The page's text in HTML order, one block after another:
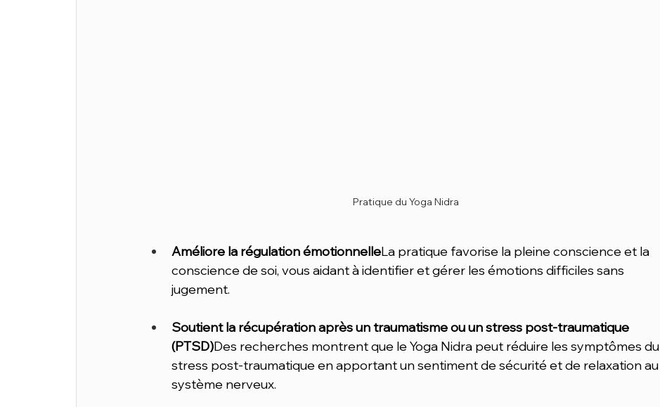
Pratique du Yoga Nidra
Améliore la régulation émotionnelleLa pratique favorise la pleine conscience et la
conscience de soi, vous aidant à identifier et gérer les émotions difficiles sans
jugement.
Soutient la récupération après un traumatisme ou un stress post-traumatique
(PTSD)Des recherches montrent que le Yoga Nidra peut réduire les symptômes du
stress post-traumatique en apportant un sentiment de sécurité et de relaxation au
système nerveux.